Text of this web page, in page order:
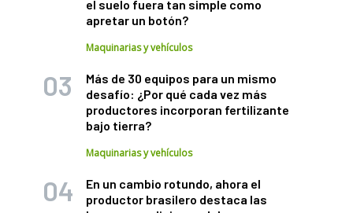
el suelo fuera tan simple como
apretar un botón?
Maquinarias y vehículos
Más de 30 equipos para un mismo
desafío: ¿Por qué cada vez más
productores incorporan fertilizante
bajo tierra?
Maquinarias y vehículos
En un cambio rotundo, ahora el
productor brasilero destaca las